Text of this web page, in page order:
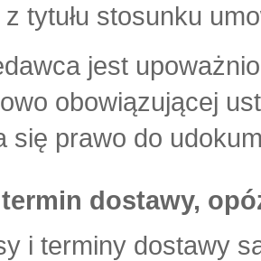
tytułu stosunku
jest
obowiązującej
się prawo do
dostawy,
i terminy dostawy